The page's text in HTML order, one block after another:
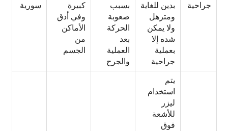
جراحية
بدين للغاية
ومترهل
ولا يمكن
شده إلا
بعملية
جراحية
بسبب
صعوبة
الحركة
بعد
العملية
والجرح
كبيرة
وفي أدق
الأماكن
من
الجسم
سورية
يتم
استخدام
ليزر
للأشعة
فوق